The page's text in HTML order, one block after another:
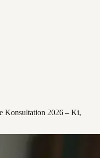
Konsultation 2026 – Ki,